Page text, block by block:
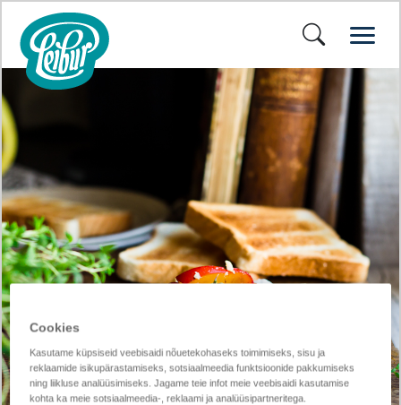
Cookies
Kasutame küpsiseid veebisaidi nõuetekohaseks toimimiseks, sisu ja
reklaamide isikupärastamiseks, sotsiaalmeedia funktsioonide pakkumiseks
ning liikluse analüüsimiseks. Jagame teie infot meie veebisaidi kasutamise
kohta ka meie sotsiaalmeedia-, reklaami ja analüüsipartneritega.